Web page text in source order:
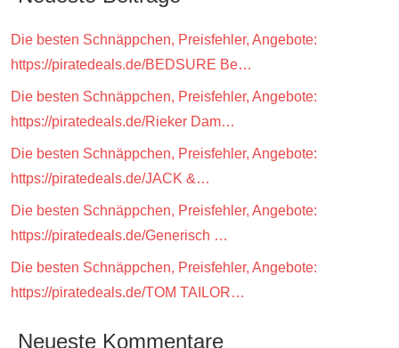
Die besten Schnäppchen, Preisfehler, Angebote:
https://piratedeals.de/BEDSURE Be…
Die besten Schnäppchen, Preisfehler, Angebote:
https://piratedeals.de/Rieker Dam…
Die besten Schnäppchen, Preisfehler, Angebote:
https://piratedeals.de/JACK &…
Die besten Schnäppchen, Preisfehler, Angebote:
https://piratedeals.de/Generisch …
Die besten Schnäppchen, Preisfehler, Angebote:
https://piratedeals.de/TOM TAILOR…
Neueste Kommentare